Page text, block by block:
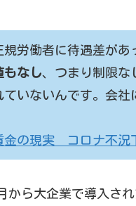
労働者に待遇差があ
もなし、つまり制限な
ていないんです。会
金の現実 コロナ不況
から大企業で導入さ